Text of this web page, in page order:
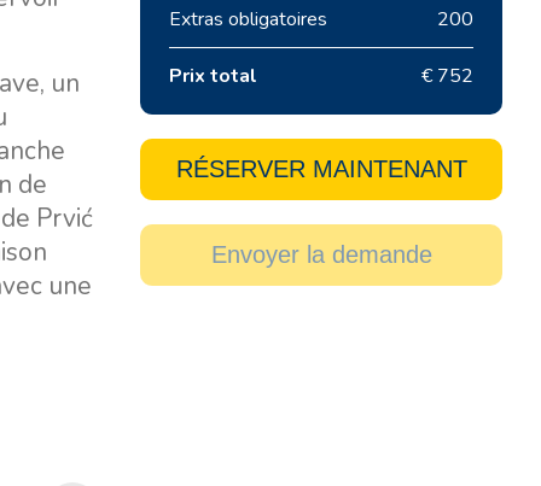
un
de
Prvić
une
Extras obligatoires
200
Prix total € 752
RÉSERVER MAINTENANT
Envoyer la demande